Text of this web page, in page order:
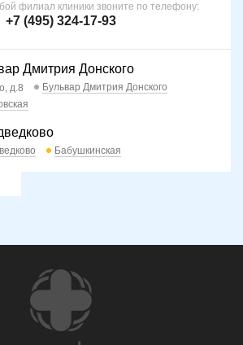
филиал клиники звоните по телефону:
+7 (495) 324-17-93
Дмитрия Донского
д.8
Бульвар Дмитрия Донского
Бабушкинская